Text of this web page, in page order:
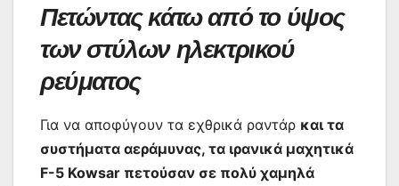
Πετώντας κάτω από το ύψος
των στύλων ηλεκτρικού
ρεύματος
Για να αποφύγουν τα εχθρικά ραντάρ και τα
συστήματα αεράμυνας, τα ιρανικά μαχητικά
F-5 Kowsar πετούσαν σε πολύ χαμηλά